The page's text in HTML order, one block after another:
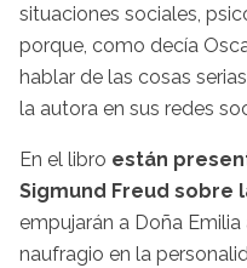
situaciones sociales,
porque, como decía
hablar de las cosas
la autora en sus redes
En el libro están
Sigmund Freud sobre
empujarán a Doña
naufragio en la